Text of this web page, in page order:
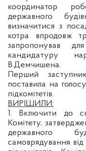
координатор
державного
визначитися з
котра впродовж
запропонував
кандидатуру
В.Демчишена.
Перший
поставила на
підкомітетів.
ВИРІШИЛИ:
1. Включити до
Комітету,
державного
самоврядування